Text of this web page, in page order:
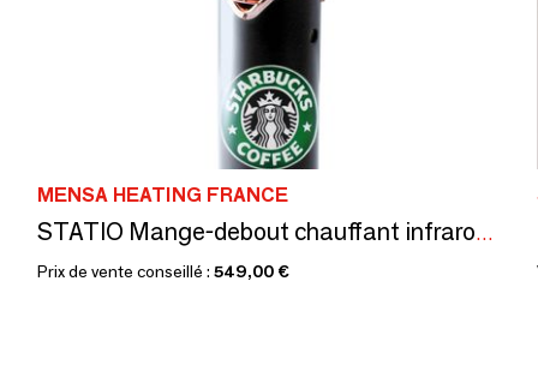
MENSA HEATING FRANCE
STATIO Mange-debout chauffant infrarouge pour l'intérieur et l'extérieur, économique et écologique (sans plateau & câble)
Prix de vente conseillé : 549,00 €